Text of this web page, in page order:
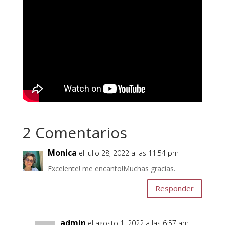
2 Comentarios
Monica el julio 28, 2022 a las 11:54 pm
Excelente! me encanto!Muchas gracias.
Responder